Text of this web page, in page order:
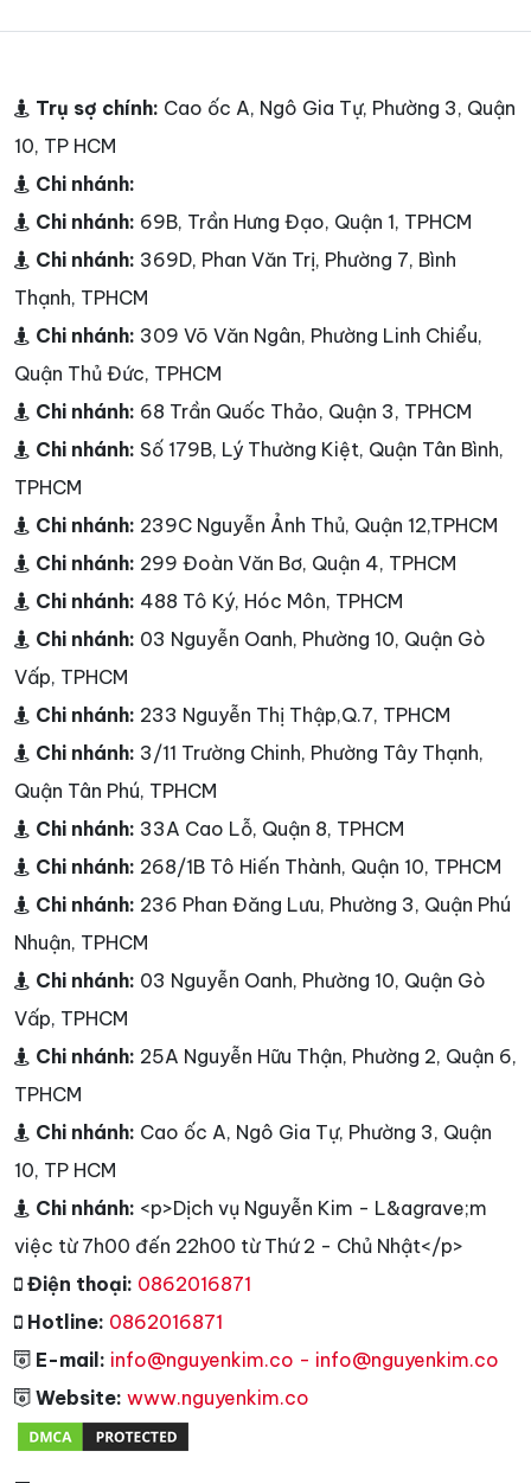
Trụ sợ chính: Cao ốc A, Ngô Gia Tự, Phường 3, Quận
10, TP HCM
Chi nhánh:
Chi nhánh: 69B, Trần Hưng Đạo, Quận 1, TPHCM
Chi nhánh: 369D, Phan Văn Trị, Phường 7, Bình
Thạnh, TPHCM
Chi nhánh: 309 Võ Văn Ngân, Phường Linh Chiểu,
Quận Thủ Đức, TPHCM
Chi nhánh: 68 Trần Quốc Thảo, Quận 3, TPHCM
Chi nhánh: Số 179B, Lý Thường Kiệt, Quận Tân Bình,
TPHCM
Chi nhánh: 239C Nguyễn Ảnh Thủ, Quận 12,TPHCM
Chi nhánh: 299 Đoàn Văn Bơ, Quận 4, TPHCM
Chi nhánh: 488 Tô Ký, Hóc Môn, TPHCM
Chi nhánh: 03 Nguyễn Oanh, Phường 10, Quận Gò
Vấp, TPHCM
Chi nhánh: 233 Nguyễn Thị Thập,Q.7, TPHCM
Chi nhánh: 3/11 Trường Chinh, Phường Tây Thạnh,
Quận Tân Phú, TPHCM
Chi nhánh: 33A Cao Lỗ, Quận 8, TPHCM
Chi nhánh: 268/1B Tô Hiến Thành, Quận 10, TPHCM
Chi nhánh: 236 Phan Đăng Lưu, Phường 3, Quận Phú
Nhuận, TPHCM
Chi nhánh: 03 Nguyễn Oanh, Phường 10, Quận Gò
Vấp, TPHCM
Chi nhánh: 25A Nguyễn Hữu Thận, Phường 2, Quận 6,
TPHCM
Chi nhánh: Cao ốc A, Ngô Gia Tự, Phường 3, Quận
10, TP HCM
Chi nhánh: <p>Dịch vụ Nguyễn Kim - L&agrave;m
việc từ 7h00 đến 22h00 từ Thứ 2 - Chủ Nhật</p>
Điện thoại: 0862016871
Hotline: 0862016871
E-mail: info@nguyenkim.co - info@nguyenkim.co
Website: www.nguyenkim.co